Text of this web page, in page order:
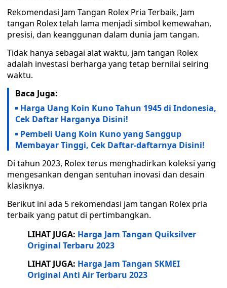
Rekomendasi Jam Tangan Rolex Pria Terbaik, Jam
tangan Rolex telah lama menjadi simbol kemewahan,
presisi, dan keanggunan dalam dunia jam tangan.
Tidak hanya sebagai alat waktu, jam tangan Rolex
adalah investasi berharga yang tetap bernilai seiring
waktu.
Baca Juga:
Harga Uang Koin Kuno Tahun 1945 di Indonesia,
Cek Daftar Harganya Disini!
Pembeli Uang Koin Kuno yang Sanggup
Membayar Tinggi, Cek Daftar-daftarnya Disini!
Di tahun 2023, Rolex terus menghadirkan koleksi yang
mengesankan dengan sentuhan inovasi dan desain
klasiknya.
Berikut ini ada 5 rekomendasi jam tangan Rolex pria
terbaik yang patut di pertimbangkan.
LIHAT JUGA: Harga Jam Tangan Quiksilver
Original Terbaru 2023
LIHAT JUGA: Harga Jam Tangan SKMEI
Original Anti Air Terbaru 2023